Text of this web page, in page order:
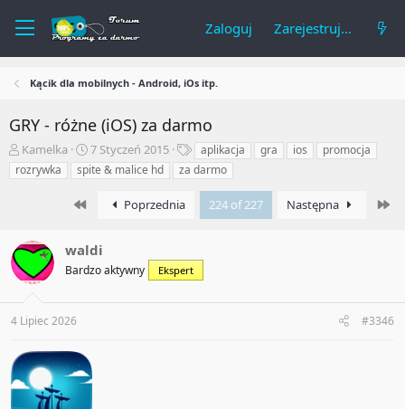
Zaloguj Zarejestruj się
Kącik dla mobilnych - Android, iOs itp.
GRY - różne (iOS) za darmo
A
u
t
e
a
Kamelka
R
o
z
z
t
7 Styczeń 2015
T
a
g
aplikacja gra ios
promocja
rozrywka
spite & malice hd za darmo
First Poprzednia 224 of 227 Następna
waldi
Bardzo aktywny Ekspert
4 Lipiec 2026 #3346